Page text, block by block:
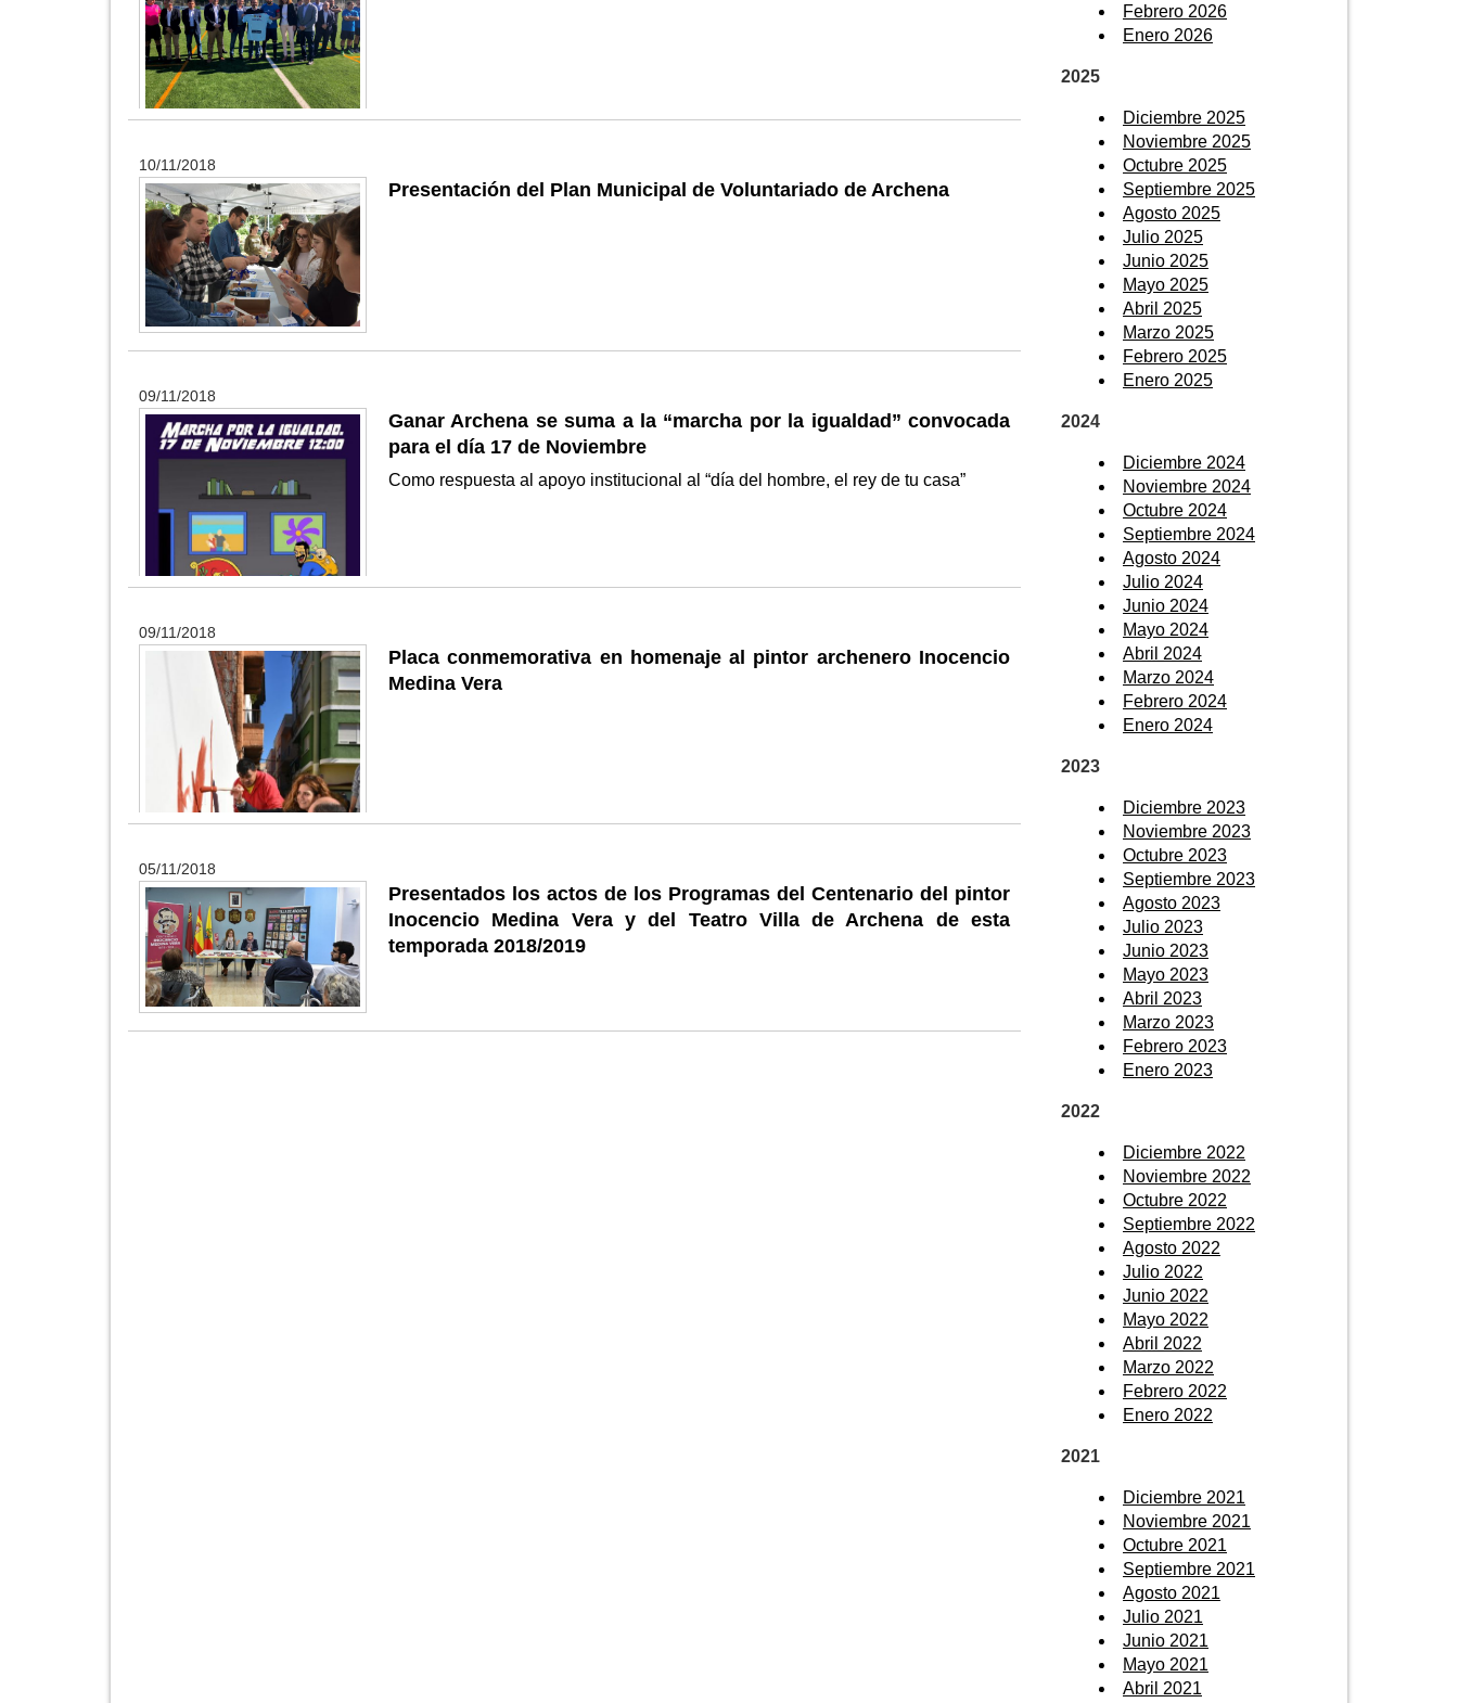
10/11/2018
Presentación del Plan Municipal de Voluntariado de Archena
09/11/2018
Ganar Archena se suma a la “marcha por la igualdad” convocada
para el día 17 de Noviembre
Como respuesta al apoyo institucional al “día del hombre, el rey de tu casa”
09/11/2018
Placa conmemorativa en homenaje al pintor archenero Inocencio
Medina Vera
05/11/2018
Presentados los actos de los Programas del Centenario del pintor
Inocencio Medina Vera y del Teatro Villa de Archena de esta
temporada 2018/2019
Febrero 2026
Enero 2026
2025
Diciembre 2025
Noviembre 2025
Octubre 2025
Septiembre 2025
Agosto 2025
Julio 2025
Junio 2025
Mayo 2025
Abril 2025
Marzo 2025
Febrero 2025
Enero 2025
2024
Diciembre 2024
Noviembre 2024
Octubre 2024
Septiembre 2024
Agosto 2024
Julio 2024
Junio 2024
Mayo 2024
Abril 2024
Marzo 2024
Febrero 2024
Enero 2024
2023
Diciembre 2023
Noviembre 2023
Octubre 2023
Septiembre 2023
Agosto 2023
Julio 2023
Junio 2023
Mayo 2023
Abril 2023
Marzo 2023
Febrero 2023
Enero 2023
2022
Diciembre 2022
Noviembre 2022
Octubre 2022
Septiembre 2022
Agosto 2022
Julio 2022
Junio 2022
Mayo 2022
Abril 2022
Marzo 2022
Febrero 2022
Enero 2022
2021
Diciembre 2021
Noviembre 2021
Octubre 2021
Septiembre 2021
Agosto 2021
Julio 2021
Junio 2021
Mayo 2021
Abril 2021